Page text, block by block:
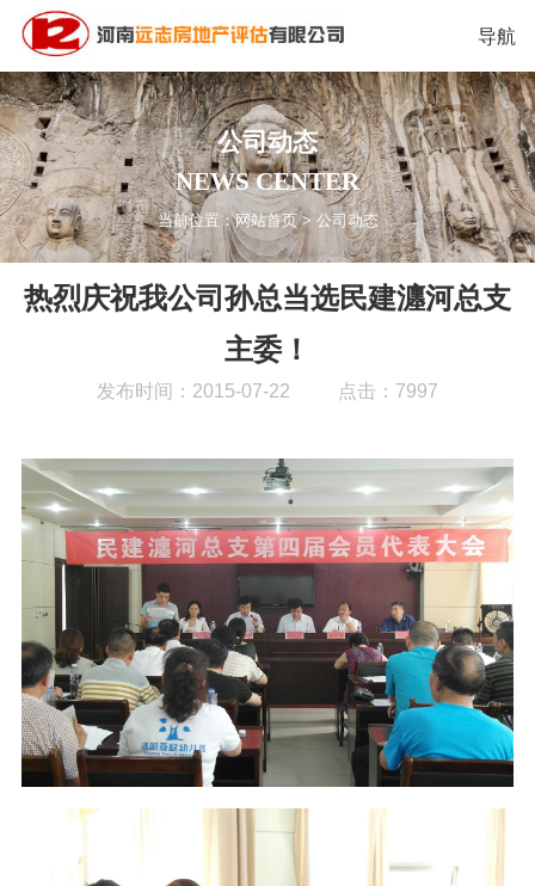
导航
公司动态
NEWS CENTER
当前位置：网站首页> 公司动态
热烈庆祝我公司孙总当选民建瀍河总支
主委！
发布时间：2015-07-22 点击：7997